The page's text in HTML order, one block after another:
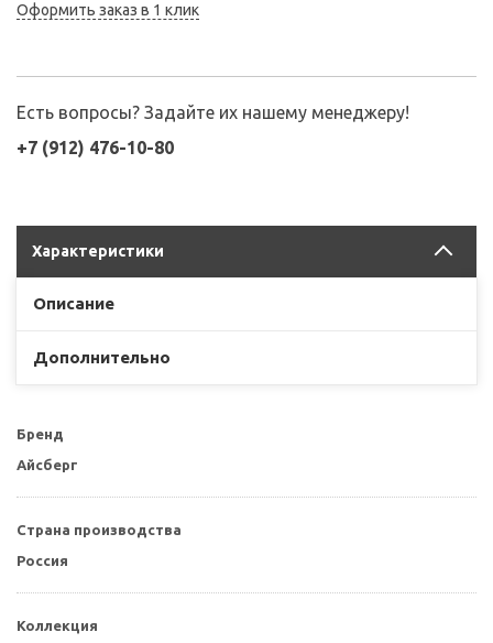
Оформить заказ в 1 клик
Есть вопросы? Задайте их нашему менеджеру!
+7 (912) 476-10-80
Характеристики
Описание
Дополнительно
Бренд
Айсберг
Страна производства
Россия
Коллекция